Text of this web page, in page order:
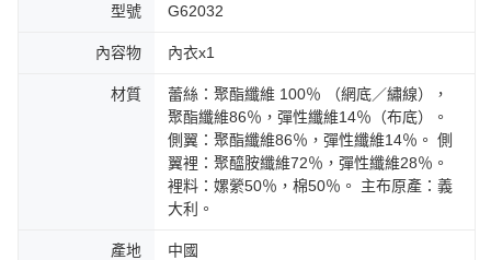
型號 G62032
內容物 內衣x1
材質
蕾絲：聚酯纖維 100％ （網底／繡線），
聚酯纖維86％，彈性纖維14％（布底）。
側翼：聚酯纖維86％，彈性纖維14％。 側
翼裡：聚醯胺纖維72％，彈性纖維28％。
裡料：嫘縈50％，棉50％。 主布原產：義
大利。
產地 中國